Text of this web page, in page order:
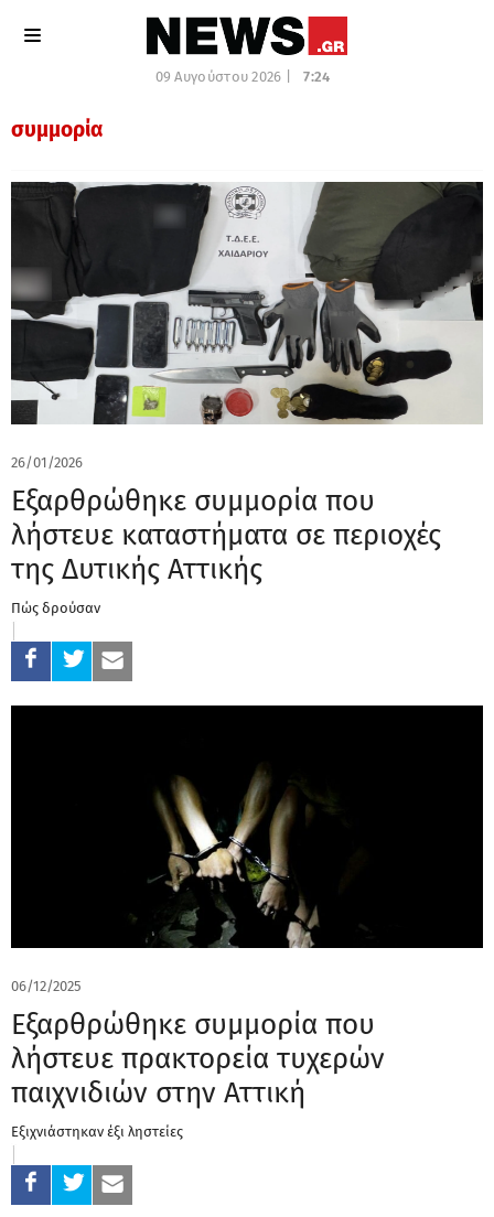
09 Αυγούστου 2026 | 7:24
συμμορία
26/01/2026
Εξαρθρώθηκε συμμορία που
λήστευε καταστήματα σε περιοχές
της Δυτικής Αττικής
Πώς δρούσαν
06/12/2025
Εξαρθρώθηκε συμμορία που
λήστευε πρακτορεία τυχερών
παιχνιδιών στην Αττική
Εξιχνιάστηκαν έξι ληστείες